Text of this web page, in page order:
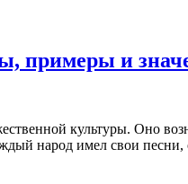
примеры и
культуры. Оно
народ имел свои